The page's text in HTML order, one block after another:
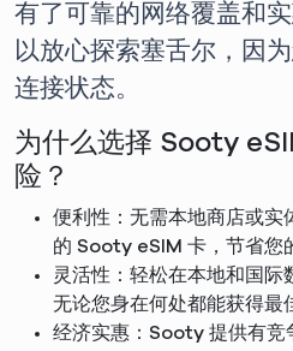
有了可靠的网络覆盖和
以放心探索塞舌尔，因
连接状态。
为什么选择 Sooty
险？
便利性：无需本地商店或实
的 Sooty eSIM 卡，节省您
灵活性：轻松在本地和国际
无论您身在何处都能获得最
经济实惠：Sooty 提供有竞